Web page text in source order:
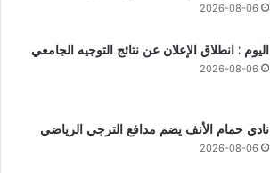
2026-08-06
اليوم : انطلاق الإعلان عن نتائج التوجيه الجامعي
2026-08-06
نادي حمام الأنف يضم مدافع الترجي الرياضي
2026-08-06